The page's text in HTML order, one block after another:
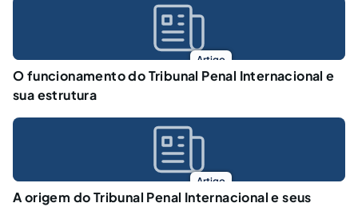
Artigo
O funcionamento do Tribunal Penal Internacional e
sua estrutura
Artigo
A origem do Tribunal Penal Internacional e seus